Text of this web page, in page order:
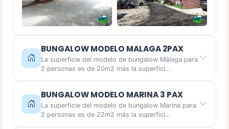
BUNGALOW MODELO MALAGA 2PAX
La superficie del modelo de bungalow Málaga para
2 personas es de 20m2 más la superfici…
BUNGALOW MODELO MARINA 3 PAX
La superficie del modelo de bungalow Marina para
2 personas es de 22m2 más la superfici…